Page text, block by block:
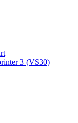
3 (VS30)